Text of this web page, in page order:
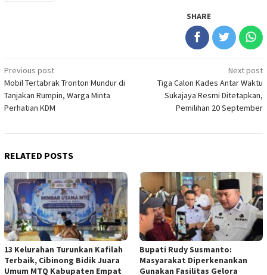
SHARE
Post
navigation
Previous post
Mobil Tertabrak Tronton Mundur di
Tanjakan Rumpin, Warga Minta
Perhatian KDM
Next post
Tiga Calon Kades Antar Waktu
Sukajaya Resmi Ditetapkan,
Pemilihan 20 September
RELATED POSTS
13 Kelurahan Turunkan Kafilah
Terbaik, Cibinong Bidik Juara
Umum MTQ Kabupaten Empat
Bupati Rudy Susmanto:
Masyarakat Diperkenankan
Gunakan Fasilitas Gelora